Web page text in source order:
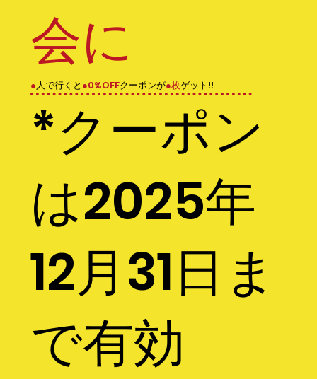
会に
●人で行くと ●0%OFFクーポンが●枚ゲット!!
*クーポン
は2025年
12月31日ま
で有効